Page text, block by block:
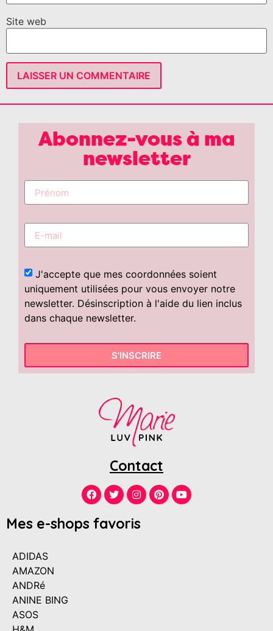
Site web
Abonnez-vous à ma
newsletter
J'accepte que mes coordonnées soient
uniquement utilisées pour vous envoyer notre
newsletter. Désinscription à l'aide du lien inclus
dans chaque newsletter.
S'INSCRIRE
Contact
Mes e-shops favoris
ADIDAS
AMAZON
ANDRé
ANINE BING
ASOS